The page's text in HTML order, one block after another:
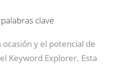
clave
y el potencial de
Keyword Explorer. Esta